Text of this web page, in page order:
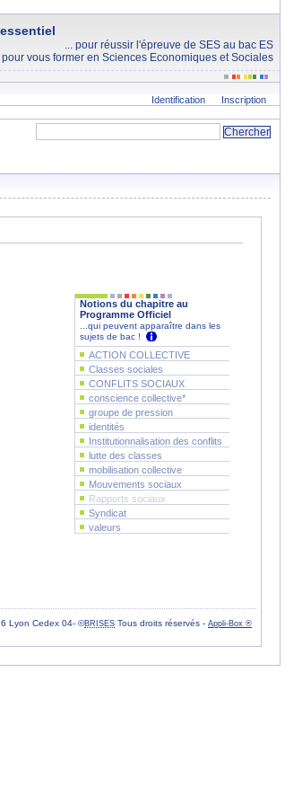
... pour réussir l'épreuve de SES au bac ES
pour vous former en Sciences Economiques et Sociales
Identification Inscription
Notions du chapitre au
Programme Officiel
...qui peuvent apparaître dans les
sujets de bac !
ACTION COLLECTIVE
Classes sociales
CONFLITS SOCIAUX
conscience collective*
groupe de pression
identités
Institutionnalisation des conflits
lutte des classes
mobilisation collective
Mouvements sociaux
Rapports sociaux
Syndicat
valeurs
Lyon Cedex 04- ©BRISES Tous droits réservés - Appli-Box ®